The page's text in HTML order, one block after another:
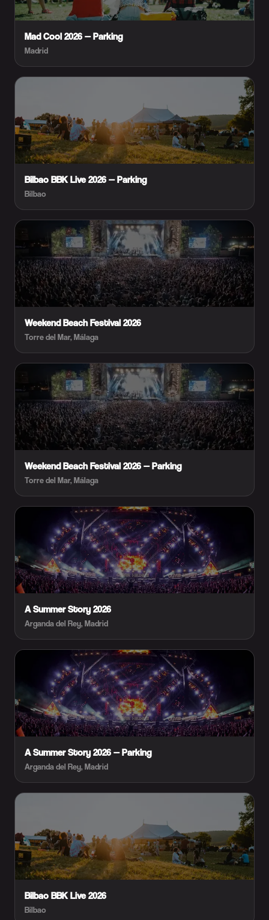
Mad Cool 2026 — Parking
Madrid
Bilbao BBK Live 2026 — Parking
Bilbao
Weekend Beach Festival 2026
Torre del Mar, Málaga
Weekend Beach Festival 2026 — Parking
Torre del Mar, Málaga
A Summer Story 2026
Arganda del Rey, Madrid
A Summer Story 2026 — Parking
Arganda del Rey, Madrid
Bilbao BBK Live 2026
Bilbao